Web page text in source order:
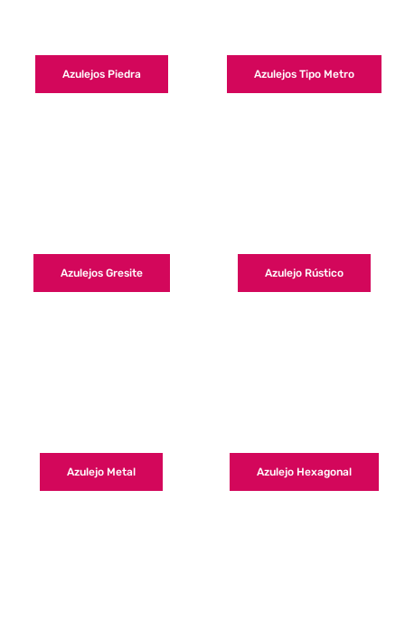
Azulejos Piedra Azulejos Tipo Metro
Azulejos Gresite Azulejo Rústico
Azulejo Metal Azulejo Hexagonal